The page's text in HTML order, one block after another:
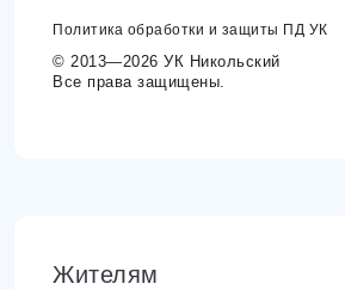
Политика обработки и защиты ПД УК
© 2013—2026 УК Никольский
Все права защищены.
Жителям